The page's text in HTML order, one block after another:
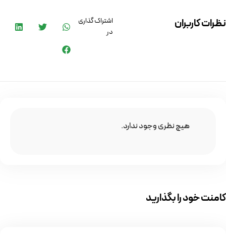
نظرات کاربران
اشتراک گذاری
در
هیچ نظری وجود ندارد.
کامنت خود را بگذارید